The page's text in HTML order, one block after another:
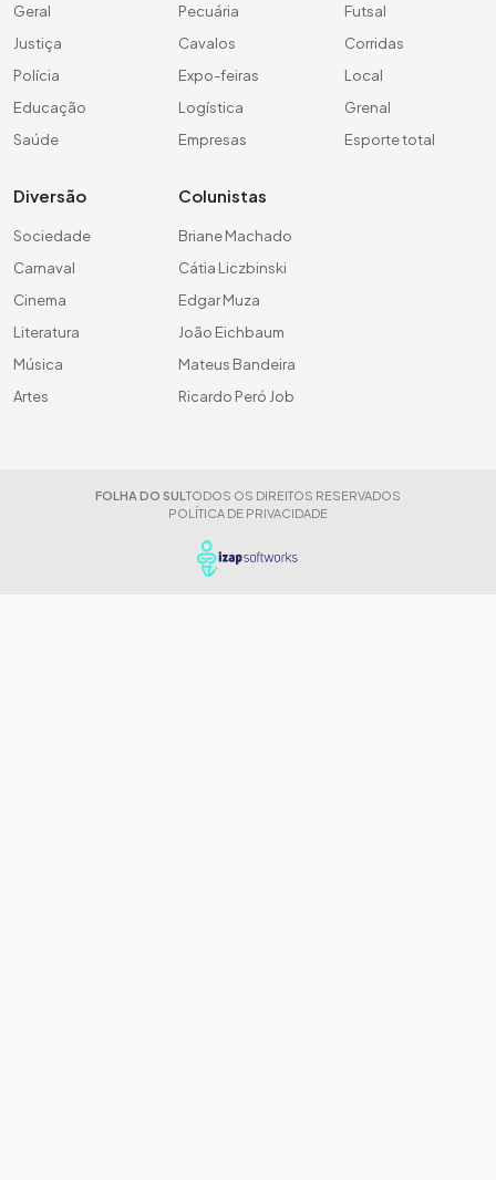
Geral
Justiça
Polícia
Educação
Saúde
Pecuária
Cavalos
Expo-feiras
Logística
Empresas
Futsal
Corridas
Local
Grenal
Esporte total
Diversão
Sociedade
Carnaval
Cinema
Literatura
Música
Artes
Colunistas
Briane Machado
Cátia Liczbinski
Edgar Muza
João Eichbaum
Mateus Bandeira
Ricardo Peró Job
FOLHA DO SUL TODOS OS DIREITOS RESERVADOS
POLÍTICA DE PRIVACIDADE